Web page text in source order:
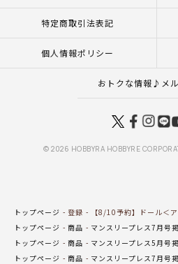
特定商取引法表記
個人情報ポリシー
おトクな情報♪メ
© 2026 HOBBYRA HOBBYRE
トップページ 登録
【8/10予約】ドール＜
トップページ
商品 マンスリープレス7月号
トップページ
商品 マンスリープレス5月号
トップページ
商品 マンスリープレス7月号